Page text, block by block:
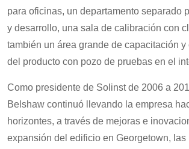
para oficinas, un departamento separado
y desarrollo, una sala de calibración con
también un área grande de capacitación y
del producto con pozo de pruebas en el
Como presidente de Solinst de 2006 a
Belshaw continuó llevando la empresa
horizontes, a través de mejoras e
expansión del edificio en Georgetown, las